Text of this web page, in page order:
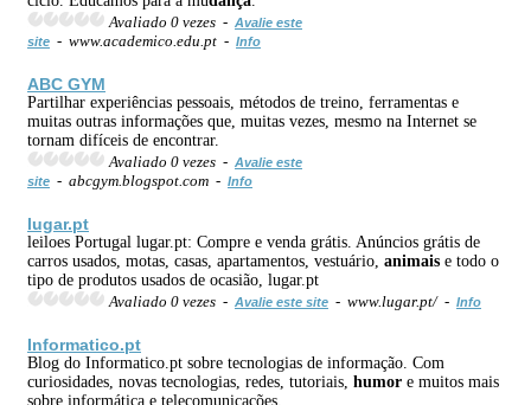
Avaliado 0 vezes - Avalie este
site - www.academico.edu.pt - Info
ABC GYM
Partilhar experiências pessoais, métodos de treino, ferramentas e
muitas outras informações que, muitas vezes, mesmo na Internet se
tornam difíceis de encontrar.
Avaliado 0 vezes - Avalie este
site - abcgym.blogspot.com - Info
lugar.pt
leiloes Portugal lugar.pt: Compre e venda grátis. Anúncios grátis de
carros usados, motas, casas, apartamentos, vestuário, animais e todo o
tipo de produtos usados de ocasião, lugar.pt
Avaliado 0 vezes - Avalie este site - www.lugar.pt/ - Info
Informatico.pt
Blog do Informatico.pt sobre tecnologias de informação. Com
curiosidades, novas tecnologias, redes, tutoriais, humor e muitos mais
sobre informática e telecomunicações.